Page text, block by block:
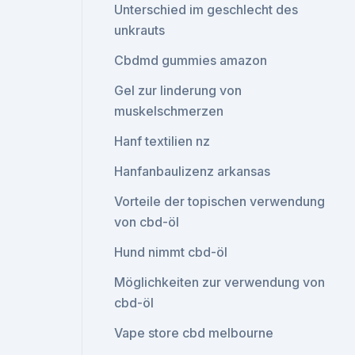
Unterschied im geschlecht des
unkrauts
Cbdmd gummies amazon
Gel zur linderung von
muskelschmerzen
Hanf textilien nz
Hanfanbaulizenz arkansas
Vorteile der topischen verwendung
von cbd-öl
Hund nimmt cbd-öl
Möglichkeiten zur verwendung von
cbd-öl
Vape store cbd melbourne